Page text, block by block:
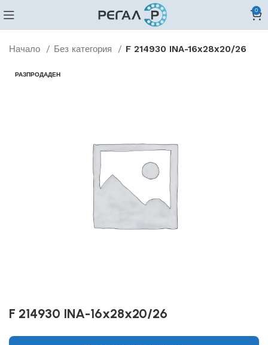
0
Начало Без категория F 214930 INA-16x28x20/26
РАЗПРОДАДЕН
F 214930 INA-16x28x20/26